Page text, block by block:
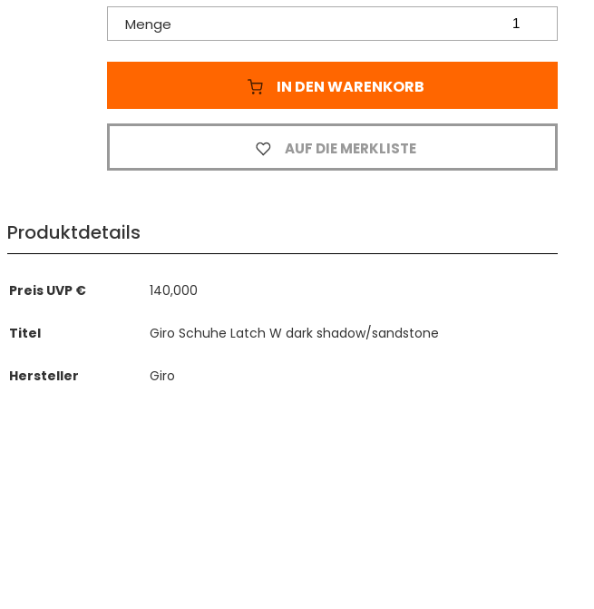
Menge
IN DEN WARENKORB
AUF DIE MERKLISTE
Produktdetails
Preis UVP € 140,000
Titel Giro Schuhe Latch W dark shadow/sandstone
Hersteller Giro